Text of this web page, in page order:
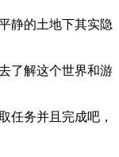
静的土地下其实隐
了解这个世界和游
任务并且完成吧，